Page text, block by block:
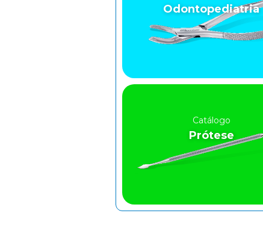
Odontopediatria
Catálogo
Prótese